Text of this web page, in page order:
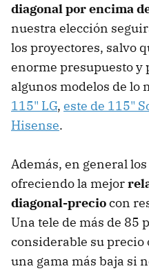
diagonal por encima
nuestra elección
los proyectores, salvo
enorme presupuesto y
algunos modelos de lo
115" LG, este de 115"
Hisense.
Además, en general
ofreciendo la mejor
diagonal-preciocon
Una tele de más de 85
considerable su
una gama más baja si